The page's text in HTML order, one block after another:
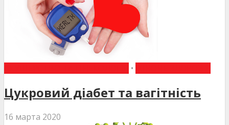
•
Цукровий діабет та вагітність
16 марта 2020